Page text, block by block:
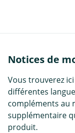
Notices de
Vous trouverez
différentes
compléments au
supplémentaire
produit.